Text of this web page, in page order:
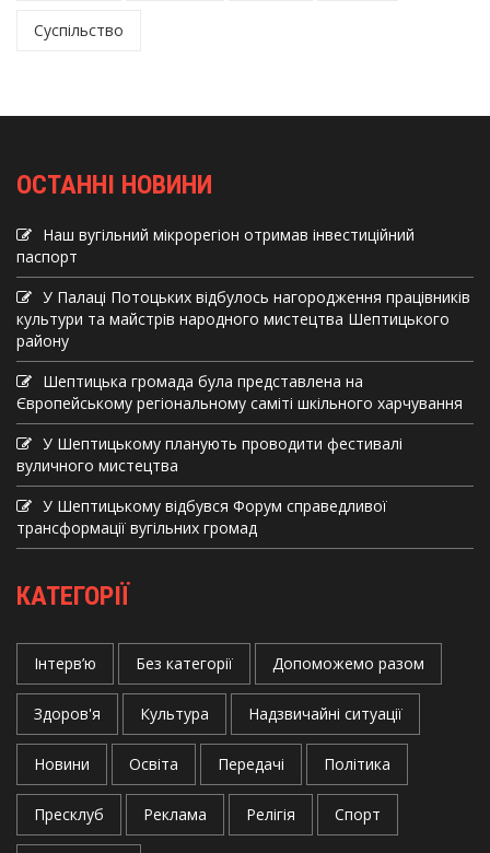
Суспільство
ОСТАННІ НОВИНИ
Наш вугільний мікрорегіон отримав інвеcтиційний
паспорт
У Палаці Потоцьких відбулось нагородження працівників
культури та майстрів народного мистецтва Шептицького
району
Шептицька громада була представлена на
Європейському регіональному саміті шкільного харчування
У Шептицькому планують проводити фестивалі
вуличного мистецтва
У Шептицькому відбувся Форум справедливої
трансформації вугільних громад
КАТЕГОРІЇ
Інтерв’ю Без категорії Допоможемо разом
Здоров'я Культура Надзвичайні ситуації
Новини Освіта Передачі Політика
Пресклуб Реклама Релігія Спорт